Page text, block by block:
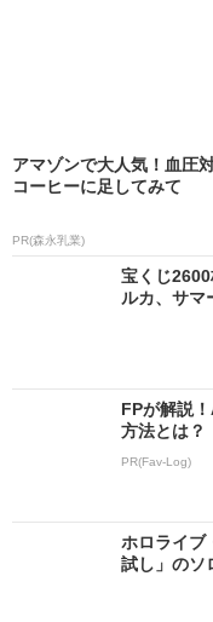
アマゾンで大人気！血圧
コーヒーに足してみて
PR(森永乳業)
宝くじ
ルカ、サマ
FPが解説
方法とは？
PR(Fav-Log)
ホロライブ
試し」の